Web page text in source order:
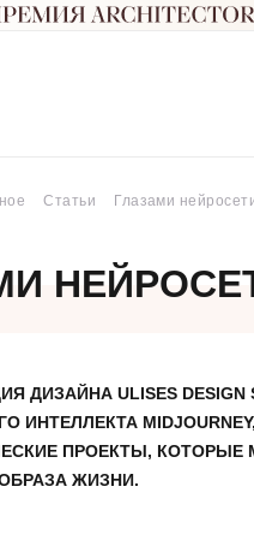
Статьи Глазами
ДИЗАЙНА ULISES
ИНТЕЛЛЕКТА
ПРОЕКТЫ,
ЖИЗНИ.